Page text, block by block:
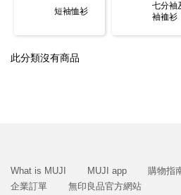
短袖恤衫
七分袖
袖裇衫
此分類沒有商品
What is MUJI MUJI app 購物指
企業訂單
無印良品官方網站